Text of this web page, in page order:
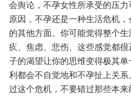
会舆论，不孕女性所承受的压
原因，不孕还是一种生活危机
的其他方面。你可能觉得整个
疚、焦虑、悲伤、这些感觉都
子的渴望让你的思维变得极其
利都会不自觉地和不孕扯上关
过这个危机，不要错过那些本来